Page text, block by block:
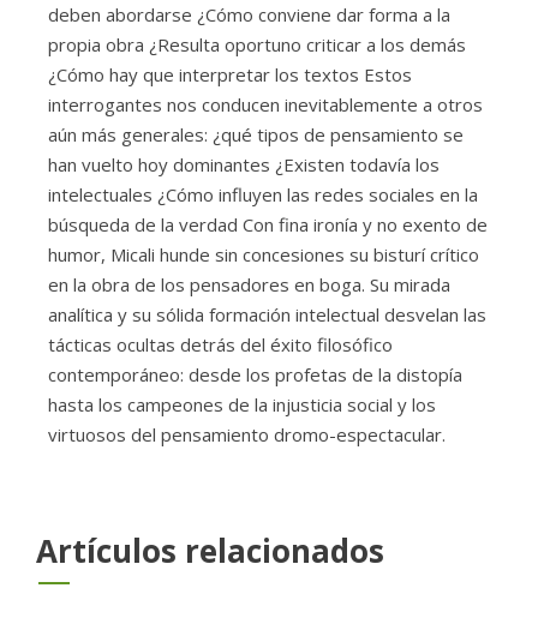
deben abordarse ¿Cómo conviene dar forma a la
propia obra ¿Resulta oportuno criticar a los demás
¿Cómo hay que interpretar los textos Estos
interrogantes nos conducen inevitablemente a otros
aún más generales: ¿qué tipos de pensamiento se
han vuelto hoy dominantes ¿Existen todavía los
intelectuales ¿Cómo influyen las redes sociales en la
búsqueda de la verdad Con fina ironía y no exento de
humor, Micali hunde sin concesiones su bisturí crítico
en la obra de los pensadores en boga. Su mirada
analítica y su sólida formación intelectual desvelan las
tácticas ocultas detrás del éxito filosófico
contemporáneo: desde los profetas de la distopía
hasta los campeones de la injusticia social y los
virtuosos del pensamiento dromo-espectacular.
Artículos relacionados